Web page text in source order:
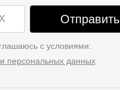
Отправить
с условиями:
персональных данных